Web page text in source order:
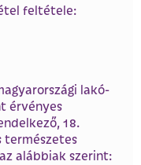
feltétele:
lakó-
érvényes
18.
alábbiak szerint: